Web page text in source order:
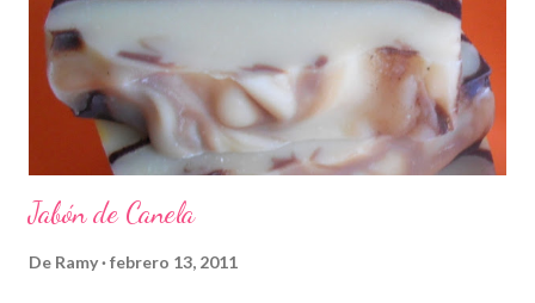
Jabón de Canela
De Ramy febrero 13, 2011